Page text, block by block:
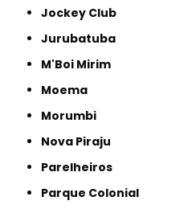
Jockey Club
Jurubatuba
M'Boi Mirim
Moema
Morumbi
Nova Piraju
Parelheiros
Parque Colonial